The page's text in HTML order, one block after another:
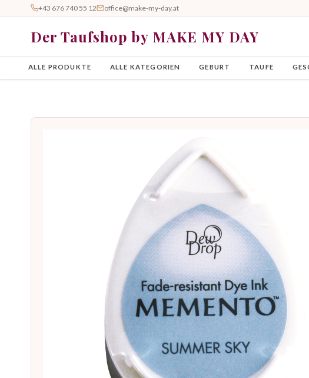
+43 676 740 55 12 office@make-my-day.at
Der Taufshop by MAKE MY DAY
ALLE PRODUKTE ALLE KATEGORIEN GEBURT TAUFE